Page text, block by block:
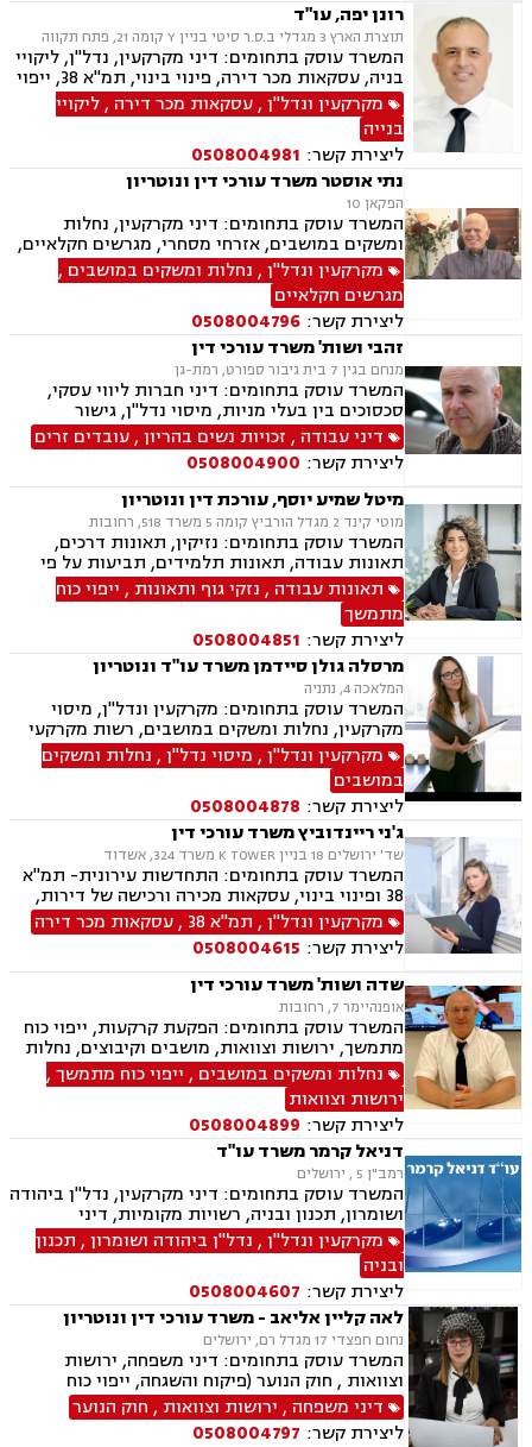
רונן יפה, עו"ד
תוצרת הארץ 3 מגדלי ב.ס.ר סיטי בניין Y קומה 21, פתח תקווה
המשרד עוסק בתחומים: דיני מקרקעין, נדל"ן, ליקויי
בניה, עסקאות מכר דירה, פינוי בינוי, תמ"א 38, ייפוי
כוח מתמשך, ירושות וצוואות, גישור, הסכמי ממון,
דיני חוזים, דיני תאגידים, אפוטרופסות, ליטיגציה,
משרד הפנים, סדר דין אזרחי וראיות, משפט אזרחי
מקרקעין ונדל"ן,עסקאות מכר דירה ,ליקויי
בנייה
ליצירת קשר: 0508004981
נתי אוסטר משרד עורכי דין ונוטריון
הפקאן 10
המשרד עוסק בתחומים: דיני מקרקעין, נחלות
ומשקים במושבים, אזרחי מסחרי, מגרשים חקלאיים,
דיני תאגידים, ליווי עסקי, עסקאות מכר דירה, נדל"ן,
משפט מסחרי, מגשרים, ירושות וצוואות, העברה בין
דורית, דיני חינוך, מגזר שלישי, זכויות נשים בהריון,
נוטריון.
מקרקעין ונדל"ן, נחלות ומשקים במושבים ,
מגרשים חקלאיים
ליצירת קשר: 0508004796
זהבי ושות' משרד עורכי דין
מנחם בגין 7 בית גיבור ספורט, רמת-גן
המשרד עוסק בתחומים: דיני חברות ליווי עסקי,
סכסוכים בין בעלי מניות, מיסוי נדל"ן, גישור
ובוררויות, לשון הרע, תביעות ייצוגיות דיני עבודה,
זכויות נשים בהריון, עובדים זרים, מקרקעין ונדל"ן,
אגודות שיתופיות, פינוי מושכר, עסקאות מכר דירה,
נחלות ומושבים, רשות מקרקעי ישראל, משפט
מסחרי, מסחר בינלאומי, משפט אזרחי, גישור עסקי
דיני עבודה , זכויות נשים בהריון,עובדים זרים
ליצירת קשר: 0508004900
מיטל שמיע יוסף, עורכת דין ונוטריון
מוטי קינד 2 מגדל הורביץ קומה 5 משרד 518, רחובות
המשרד עוסק בתחומים: נזיקין, תאונות דרכים,
תאונות עבודה, תאונות תלמידים, תביעות על פי
פוליסה, תאונות מדרכה, רשלנות רפואית, רשלנות
רפואית בניתוחי פלסטיקה, אי גילוי/אבחנה שגויה,
דיני מקרקעין, הסכמי שכירות, עסקאות מכר דירה,
ירושות וצוואות, ייצוג משפטי בהתנגדויות לצוואה,
הוצאת צו ירושה, ייפוי כוח מתמשך, נוטריון
תאונות עבודה , נזקי גוף ותאונות , ייפוי כוח
מתמשך
ליצירת קשר: 0508004851
מרסלה גולן סיידמן משרד עו"ד ונוטריון
המלאכה 4, נתניה
המשרד עוסק בתחומים: מקרקעין ונדל"ן, מיסוי
מקרקעין, נחלות ומשקים במושבים, רשות מקרקעי
ישראל, בתים משותפים, נדל"ן ביהודה ושומרון, פינוי
בינוי, עסקאות מכר דירה, ירושות וצוואות, ייפוי כוח
מתמשך, נוטריון ספרדי, אנגלית ופורטוגזית.
מקרקעין ונדל"ן, מיסוי נדל"ן, נחלות ומשקים
במושבים
ליצירת קשר: 0508004878
ג'ני ריינדוביץ משרד עורכי דין
שד' ירושלים 18 בניין K TOWER משרד 324, אשדוד
המשרד עוסק בתחומים: התחדשות עירונית- תמ"א
38 ופינוי בינוי, עסקאות מכירה ורכישה של דירות,
קרקעות ומגרשים לבניה, רישום זכויות בטאבו, נדל"ן
מסחרי, עסקאות מניבות, ניהול נכסים, דיור ציבורי,
הסכמי שכירות, פינוי מושכר, הקמת חברות, הסכמים
מסחריים, בניית אסטרטגיה משפטית עסקית, ליווי
עסקי, הבראת חברה, פירוק חברה.
מקרקעין ונדל"ן, תמ"א 38 ,עסקאות מכר דירה
ליצירת קשר: 0508004615
שדה ושות' משרד עורכי דין
אופנהיימר 7, רחובות
המשרד עוסק בתחומים: הפקעת קרקעות, ייפוי כוח
מתמשך, ירושות וצוואות, מושבים וקיבוצים, נחלות
ומשקים במושבים, אגודות שיתופיות, רשות מקרקעי
ישראל, תכנון ובניה, עסקאות מכר דירה, ייצוג עסקים
ובעלי עסקים בגביית חובות בבתי משפט והוצאה
לפועל, ליטיגציה מסחרית
נחלות ומשקים במושבים , ייפוי כוח מתמשך,
ירושות וצוואות
ליצירת קשר: 0508004899
דניאל קרמר משרד עו"ד
רמב"ן 5 , ירושלים
המשרד עוסק בתחומים: דיני מקרקעין, נדל"ן ביהודה
ושומרון, תכנון ובניה, רשויות מקומיות, דיני
תאגידים ופלילי
מקרקעין ונדל"ן, נדל"ן ביהודה ושומרון, תכנון
ובניה
ליצירת קשר: 0508004607
לאה קליין אליאב - משרד עורכי דין ונוטריון
נחום חפצדי 17 מגדל רם, ירושלים
המשרד עוסק בתחומים: דיני משפחה, ירושות
וצוואות , חוק הנוער (פיקוח והשגחה, ייפוי כוח
מתמשך ונוטריון.
דיני משפחה , ירושות וצוואות , חוק הנוער
ליצירת קשר: 0508004797